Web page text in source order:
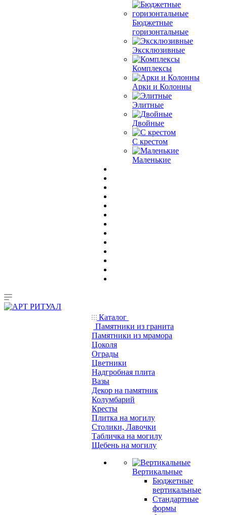
Бюджетные
горизонтальные
Эксклюзивные
Комплексы
Арки и Колонны
Элитные
Двойные
С крестом
Маленькие
Каталог
Памятники из гранита
Памятники из мрамора
Цоколя
Ограды
Цветники
Надгробная плита
Вазы
Декор на памятник
Колумбарий
Кресты
Плитка на могилу
Столики, Лавочки
Табличка на могилу
Щебень на могилу
Вертикальные
Бюджетные
вертикальные
Стандартные
формы